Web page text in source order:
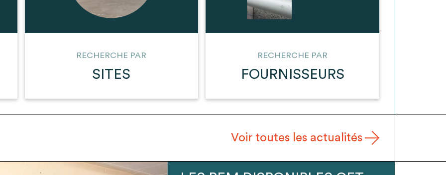
RECHERCHE PAR
SITES
RECHERCHE PAR
FOURNISSEURS
Voir toutes les actualités